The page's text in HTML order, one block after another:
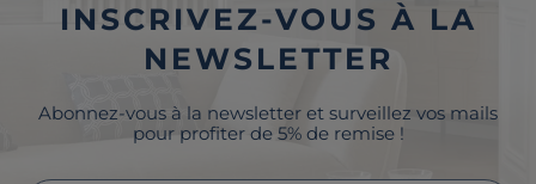
INSCRIVEZ-VOUS À LA
NEWSLETTER
Abonnez-vous à la newsletter et surveillez vos mails
pour profiter de 5% de remise !